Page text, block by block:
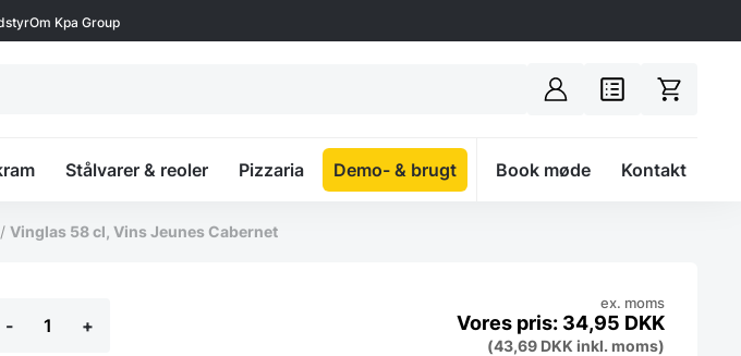
Om Kpa Group
Stålvarer & reoler Pizzaria Demo- & brugt Spacer
Book møde Kontakt
/ Vinglas 58 cl, Vins Jeunes Cabernet
-
58
+ 34,95 DKK
ex. moms
(43,69 DKK inkl. moms)